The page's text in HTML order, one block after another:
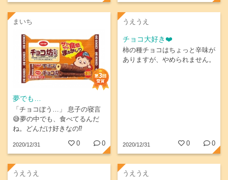
まいち
夢でも…
「チョコぼう…」 息子の寝言
😅夢の中でも、食べてるんだ
ね。どんだけ好きなの⁉
2020/12/31 0 0
うえうえ
チョコ大好き❤️
柿の種チョコはちょっと辛味が
ありますが、やめられません。
2020/12/31 0 0
うえうえ うえうえ